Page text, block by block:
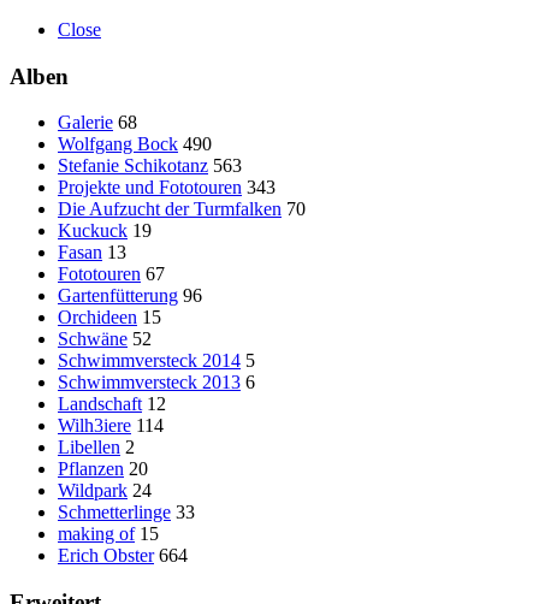
Close
Alben
Galerie 68
Wolfgang Bock 490
Stefanie Schikotanz 563
Projekte und Fototouren 343
Die Aufzucht der Turmfalken 70
Kuckuck 19
Fasan 13
Fototouren 67
Gartenfütterung 96
Orchideen 15
Schwäne 52
Schwimmversteck 2014 5
Schwimmversteck 2013 6
Landschaft 12
Wilh3iere 114
Libellen 2
Pflanzen 20
Wildpark 24
Schmetterlinge 33
making of 15
Erich Obster 664